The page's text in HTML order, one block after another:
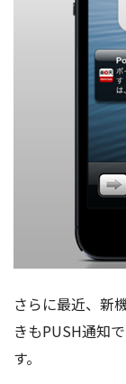
さらに最近、新
きもPUSH通知
す。